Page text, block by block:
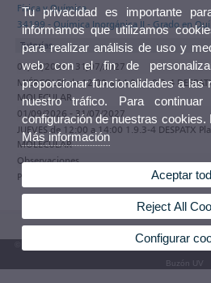
Física y Química
34199 - Química Inorgánica II - Grado en
Tutorías
01/09/2026 - 31/07/2027
MIÉRCOLES de 12:00 a 14:00 1.9.3-4
MOLECULAR
01/09/2026 - 31/07/2027
JUEVES de 12:00 a 14:00 1.9.3-4 DESPATX
MOLECULAR
Observaciones
Participa en el programa de tutorías
© 2026 UV. - Av. Blasco Ibáñez, 13. 46010
Buzón UV
Tu privacidad es importante
informamos que utilizamos
para realizar análisis de uso y
web con el fin de
proporcionar funcionalidades a las
nuestro tráfico. Para
configuración de nuestras cookies.
Más información
Aceptar
Reject All
Configurar